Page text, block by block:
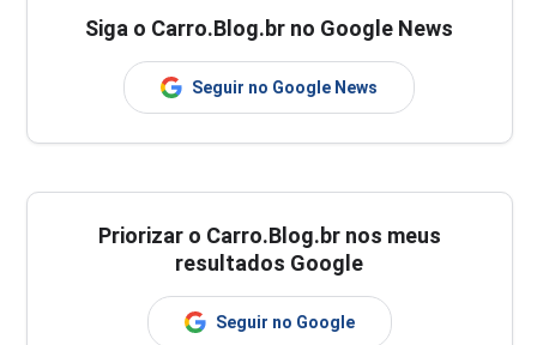
Siga o Carro.Blog.br no Google News
Seguir no Google News
Priorizar o Carro.Blog.br nos meus
resultados Google
Seguir no Google